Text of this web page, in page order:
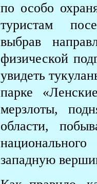
по особо
туристам
выбрав
физической
увидеть
парке
мерзлоты,
области,
западную